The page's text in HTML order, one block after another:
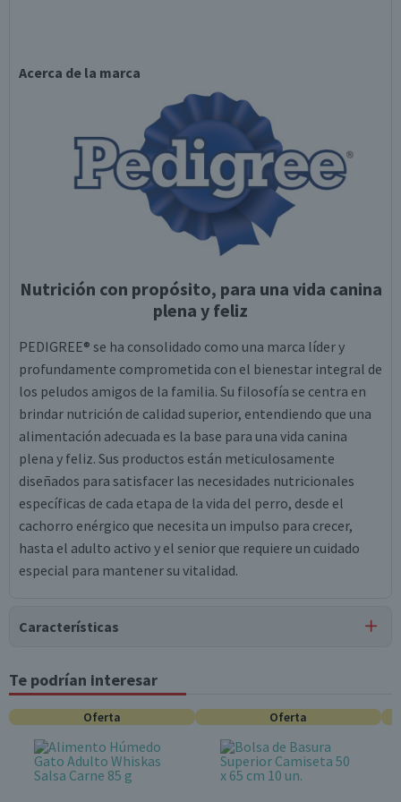
Acerca de la marca
Nutrición con propósito, para una vida canina
plena y feliz
PEDIGREE® se ha consolidado como una marca líder y
profundamente comprometida con el bienestar integral de
los peludos amigos de la familia. Su filosofía se centra en
brindar nutrición de calidad superior, entendiendo que una
alimentación adecuada es la base para una vida canina
plena y feliz. Sus productos están meticulosamente
diseñados para satisfacer las necesidades nutricionales
específicas de cada etapa de la vida del perro, desde el
cachorro enérgico que necesita un impulso para crecer,
hasta el adulto activo y el senior que requiere un cuidado
especial para mantener su vitalidad.
Características
Tipo de Producto
Alimentos Húmedos para Perros
Tipo de Mascota
Perros
Etapa Mascota
Te podrían interesar
Oferta Oferta